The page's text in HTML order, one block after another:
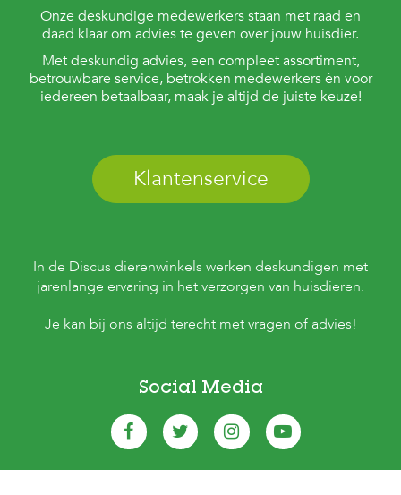
Onze deskundige medewerkers staan met raad en
daad klaar om advies te geven over jouw huisdier.
Met deskundig advies, een compleet assortiment,
betrouwbare service, betrokken medewerkers én voor
iedereen betaalbaar, maak je altijd de juiste keuze!
Klantenservice
In de Discus dierenwinkels werken deskundigen met
jarenlange ervaring in het verzorgen van huisdieren.
Je kan bij ons altijd terecht met vragen of advies!
Social Media